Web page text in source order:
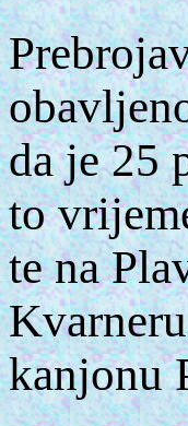
da je 25
to
te na
kanjonu